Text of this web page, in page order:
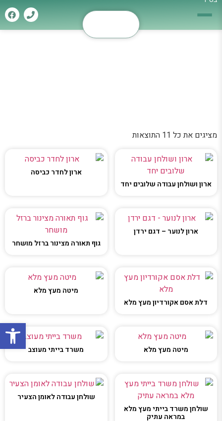
פתח
מציגים את כל ⁦11⁩ התוצאות
ארון ושולחן עבודה שלובים יחד
ארון לחדר כביסה
ארון לנוער – דגם ירדן
גוף תאורה מצינור ברזל מושחר
דלת אסם אקורדיון מעץ מלא
מיטה מעץ מלא
מיטה מעץ מלא משרד בייתי מעוצב
שולחן משרד בייתי מעץ מלא
במראה עתיק
שולחן עבודה לאומן הצעיר